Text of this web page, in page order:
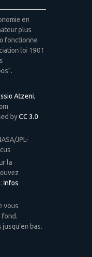
en
plus
fonctionne
loi 1901
Atzeni,
byCC 3.0
JPL-
la
Infos
vous
fond.
jusqu'en bas.